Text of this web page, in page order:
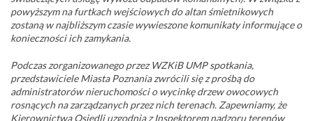
powyższym na furtkach wejściowych do altan śmietnikowych
zostaną w najbliższym czasie wywieszone komunikaty informujące o
konieczności ich zamykania.
Podczas zorganizowanego przez WZKiB UMP spotkania,
przedstawiciele Miasta Poznania zwrócili się z prośbą do
administratorów nieruchomości o wycinkę drzew owocowych
rosnących na zarządzanych przez nich terenach. Zapewniamy, że
Kierownictwa Osiedli uzgodnią z Inspektorem nadzoru terenów